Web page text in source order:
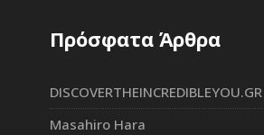
Πρόσφατα Άρθρα
DISCOVERTHEINCREDIBLEYOU.GR
Masahiro Hara